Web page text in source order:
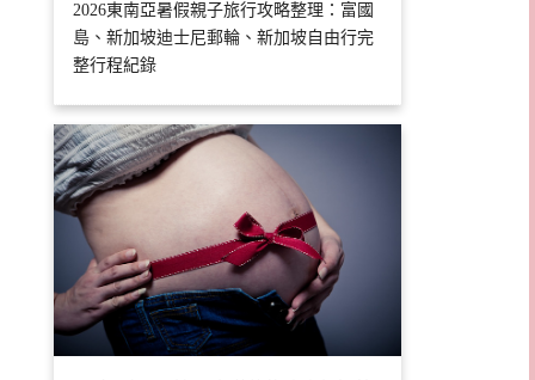
2026東南亞暑假親子旅行攻略整理：富國
島、新加坡迪士尼郵輪、新加坡自由行完
整行程紀錄